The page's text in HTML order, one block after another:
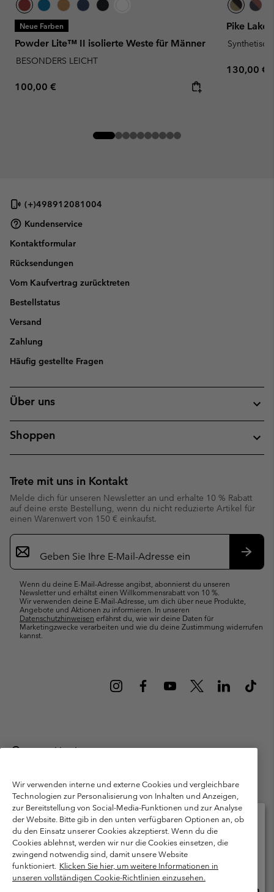
Neue Farben
Powder Lite™ II isolierte Weste für Männer
BESONDERS LEICHT
Regular price:
100,00 €
Pike
Regular
130,00 €
(+)498912081004
Kundenservice
Kontaktformular
Rücksendungen
Vom Kaufvertrag zurücktreten
Bestellstatus
Versand
Zahlung
Häufig gestellte Fragen
Über uns
Shoppen
Trete mit uns in Kontakt
Melde dich für unseren Newsletter an und erhalte 10 % Rabatt
auf deine erste Bestellung, wenn du nicht reduzierte Artikel für
einen Warenwert von 150 € einkaufst.
Newsletter-
Anmeldung
Wenn du deine E-Mail-Adresse angibst, abonnierst du unseren
Newsletter und erhältst einen Willkommensrabatt von 10 %.
Wir verwenden deine E-Mail-Adresse, um dich über neue Produkte,
Angebote und Aktionen zu informieren. In unseren
Datenschutzhinweisen erfährst du, wie wir deine Daten für
Marketingzwecke verarbeiten und wie du deine Zustimmung widerrufen
kannst.
Deutschland
München Deutschland. Alle Rechte vorbehalten.
Nutzungsbedingungen
Allgemeine Verkaufsbedingungen
Garantie
Datenschutzerklärung
Bestimmungen und Bedingungen des Mitglieder Programms
Nutzungsbedingungen Für Nutzergenerierte Inhalte
Cookies
Public CBCR
Wir verwenden interne und externe Cookies und vergleichbare
Technologien zur Personalisierung von Inhalten und Anzeigen,
zur Bereitstellung von Social-Media-Funktionen und zur Analyse
der Website. Bitte gib in den unten verfügbaren Optionen an, ob
du den Einsatz unserer Cookies akzeptierst. Wenn du die
Cookies ablehnst, werden wir nur die Cookies einsetzen, die
zwingend notwendig sind, damit unsere Website
funktioniert. Klicken Sie hier, um weitere Informationen in
unseren vollständigen Cookie-Richtlinien einzusehen.
Bitte wählen Sie Ihr Lieferland und Ihre Sprache
Online-Einkauf verfügbar